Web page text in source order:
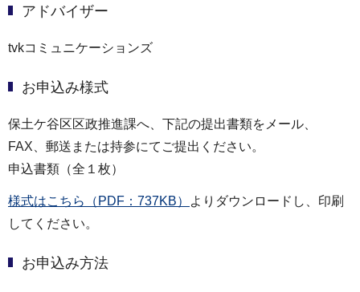
アドバイザー
tvkコミュニケーションズ
お申込み様式
保土ケ谷区区政推進課へ、下記の提出書類をメール、
FAX、郵送または持参にてご提出ください。
申込書類（全１枚）
様式はこちら（PDF：737KB）
よりダウンロードし、印刷
してください。
お申込み方法